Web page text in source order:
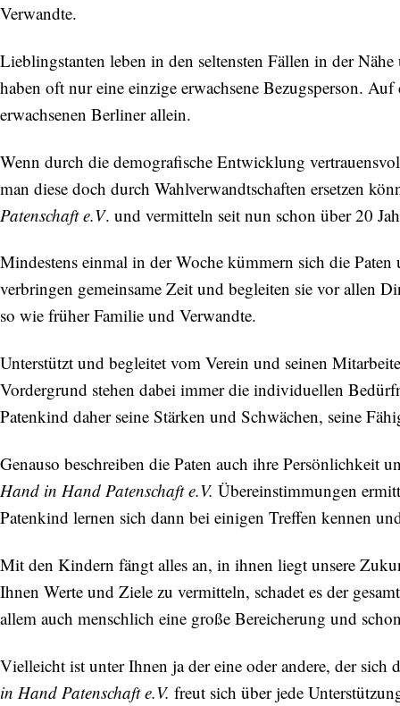
Verwandte.
Lieblingstanten leben in den seltensten Fällen in der
haben oft nur eine einzige erwachsene Bezugsperson.
erwachsenen Berliner allein.
Wenn durch die demografische Entwicklung
man diese doch durch Wahlverwandtschaften ersetzen
Patenschaft e.V. und vermitteln seit nun schon über 20
Mindestens einmal in der Woche kümmern sich die
verbringen gemeinsame Zeit und begleiten sie vor allen
so wie früher Familie und Verwandte.
Unterstützt und begleitet vom Verein und seinen
Vordergrund stehen dabei immer die individuellen
Patenkind daher seine Stärken und Schwächen, seine
Genauso beschreiben die Paten auch ihre Persönlichkeit
Hand in Hand Patenschaft e.V. Übereinstimmungen
Patenkind lernen sich dann bei einigen Treffen kennen
Mit den Kindern fängt alles an, in ihnen liegt unsere
Ihnen Werte und Ziele zu vermitteln, schadet es der
allem auch menschlich eine große Bereicherung und
Vielleicht ist unter Ihnen ja der eine oder andere, der
in Hand Patenschaft e.V. freut sich über jede